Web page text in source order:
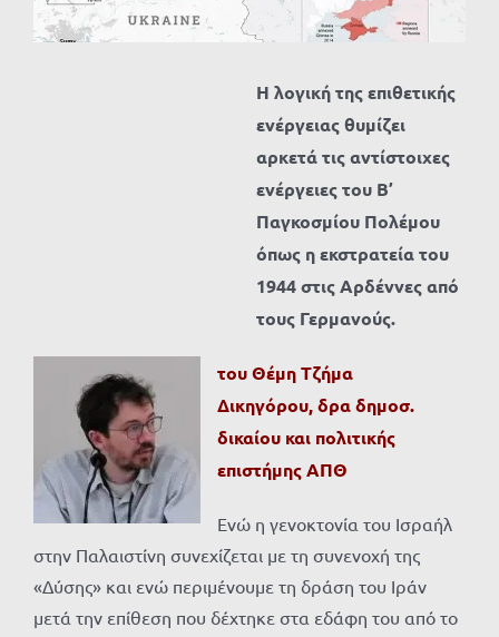
Η λογική της επιθετικής
ενέργειας θυμίζει
αρκετά τις αντίστοιχες
ενέργειες του Β’
Παγκοσμίου Πολέμου
όπως η εκστρατεία του
1944 στις Αρδέννες από
τους Γερμανούς.
του Θέμη Τζήμα
Δικηγόρου, δρα δημοσ.
δικαίου και πολιτικής
επιστήμης ΑΠΘ
Ενώ η γενοκτονία του Ισραήλ
στην Παλαιστίνη συνεχίζεται με τη συνενοχή της
«Δύσης» και ενώ περιμένουμε τη δράση του Ιράν
μετά την επίθεση που δέχτηκε στα εδάφη του από το